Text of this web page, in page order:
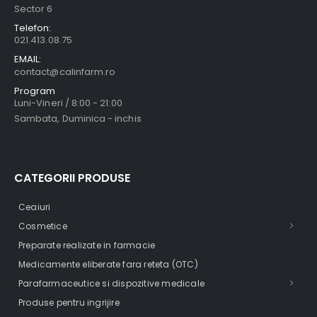
Sector 6
Telefon:
021.413.08.75
EMAIL:
contact@calinfarm.ro
Program
Luni-Vineri / 8:00 - 21:00
Sambata, Duminica - inchis
CATEGORII PRODUSE
Ceaiuri
Cosmetice
Preparate realizate in farmacie
Medicamente eliberate fara reteta (OTC)
Parafarmaceutice si dispozitive medicale
Produse pentru ingrijire